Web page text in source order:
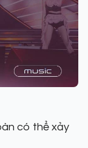
có thể xảy